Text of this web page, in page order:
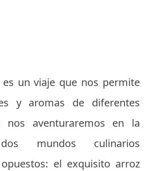
un viaje que nos permite
y aromas de diferentes
nos aventuraremos en la
mundos culinarios
el exquisito arroz